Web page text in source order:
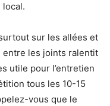
sur les allées et
entre les joints ralentit
utile pour l’entretien
tous les 10-15
vous que le